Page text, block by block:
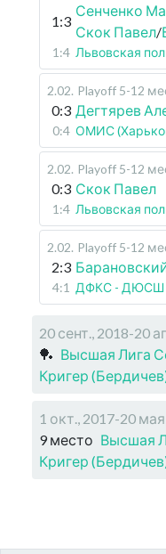
1:3
Сенченко
Скок Павел/
1:4 Львовская
2.02. Playoff 5-12
0:3 Дегтярев
0:4 ОМИС
2.02. Playoff 5-12
0:3 Скок Павел
1:4 Львовская
2.02. Playoff 5-12
2:3
4:1 ДФКС - ДЮСШ
20 сент., 2018-20
🏓 Высшая Лига
Кригер
1 окт., 2017-20
9 место Высшая
Кригер